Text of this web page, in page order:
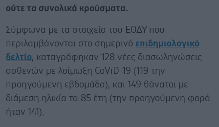
ούτε τα συνολικά κρούσματα.
Σύμφωνα με τα στοιχεία του ΕΟΔΥ που
περιλαμβάνονται στο σημερινό επιδημιολογικό
δελτίο, καταγράφηκαν 128 νέες διασωληνώσεις
ασθενών με λοίμωξη CοViD-19 (119 την
προηγούμενη εβδομάδα), και 149 θάνατοι με
διάμεση ηλικία τα 85 έτη (την προηγούμενη φορά
ήταν 141).